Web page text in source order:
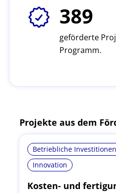
389
geförderte
Programm.
Projekte aus dem
Betriebliche Investitionen
Innovation
Kosten- und